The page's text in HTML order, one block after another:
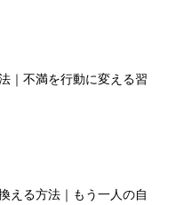
｜不満を行動に変える習
える方法｜もう一人の自